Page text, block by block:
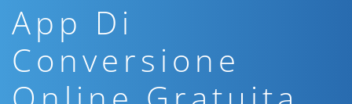
App Di
Conversione